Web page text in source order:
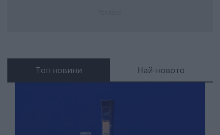
Топ новини Най-новото